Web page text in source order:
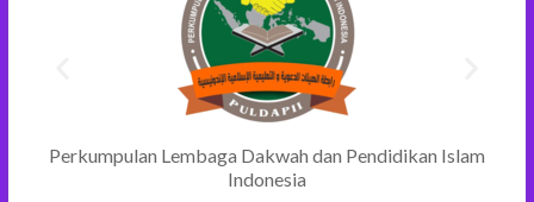
Perkumpulan Lembaga Dakwah dan Pendidikan Islam
Indonesia